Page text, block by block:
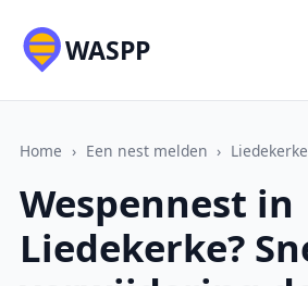
WASPP
Home › Een nest melden › Liedekerke
Wespennest in
Liedekerke?